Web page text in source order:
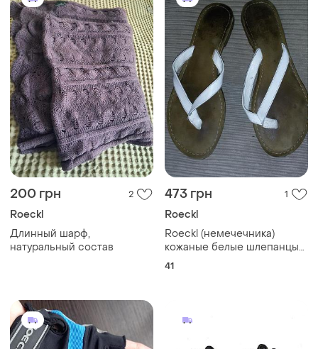
200 грн 2
Roeckl
Длинный шарф,
натуральный состав
473 грн 1
Roeckl
Roeckl (немечечника)
кожаные белые шлепанцы-
в" Вьетнамки,р. 41 (27,5 см)
41